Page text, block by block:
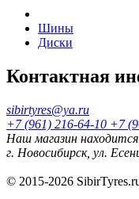
Шины
Диски
Контактная
sibirtyres@ya.ru
+7 (961) 216-64-10 +7
Наш магазин находится
г. Новосибирск, ул.
© 2015-2026